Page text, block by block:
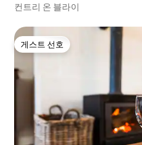
컨트리 온 블라이
게스트 선호
게스트 선호